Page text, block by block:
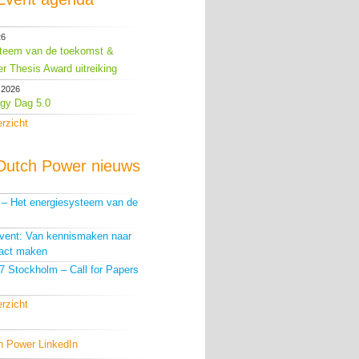
van de toekomst &
Thesis Award uitreiking
Dag 5.0
Power nieuws
Het energiesysteem van de
Van kennismaken naar
maken
Stockholm – Call for Papers
Power LinkedIn